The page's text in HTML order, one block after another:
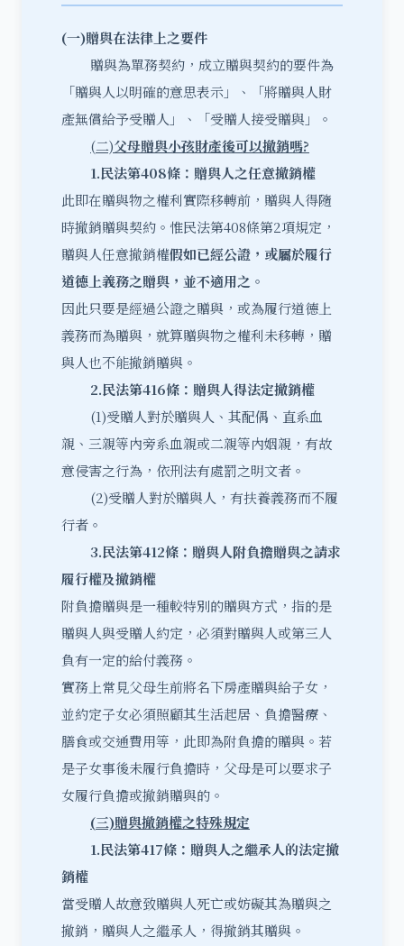
(一)贈與在法律上之要件
贈與為單務契約，成立贈與契約的要件為
「贈與人以明確的意思表示」、「將贈與人財
產無償給予受贈人」、「受贈人接受贈與」。
(二)父母贈與小孩財產後可以撤銷嗎?
1.民法第408條 ： 贈與人之任意撤銷權
此即在贈與物之權利實際移轉前，贈與人得隨
時撤銷贈與契約。惟民法第408條第2項規定，
贈與人任意撤銷權假如已經公證，或屬於履行
道德上義務之贈與， 並不適用之 。
因此只要是經過公證之贈與，或為履行道德上
義務而為贈與，就算贈與物之權利未移轉，贈
與人也不能撤銷贈與。
2.民法第416條 ： 贈與人得法定撤銷權
(1)受贈人對於贈與人、其配偶、直系血
親、三親等內旁系血親或二親等內姻親，有故
意侵害之行為，依刑法有處罰之明文者。
(2)受贈人對於贈與人，有扶養義務而不履
行者。
3.民法第412條 ： 贈與人附負擔贈與之請求
履行權及撤銷權
附負擔贈與是一種較特別的贈與方式，指的是
贈與人與受贈人約定，必須對贈與人或第三人
負有一定的給付義務。
實務上常見父母生前將名下房產贈與給子女，
並約定子女必須照顧其生活起居、負擔醫療、
膳食或交通費用等，此即為附負擔的贈與。若
是子女事後未履行負擔時，父母是可以要求子
女履行負擔或撤銷贈與的。
(三)贈與撤銷權之特殊規定
1.民法第417條 ： 贈與人之繼承人的法定撤
銷權
當受贈人故意致贈與人死亡或妨礙其為贈與之
撤銷，贈與人之繼承人，得撤銷其贈與。